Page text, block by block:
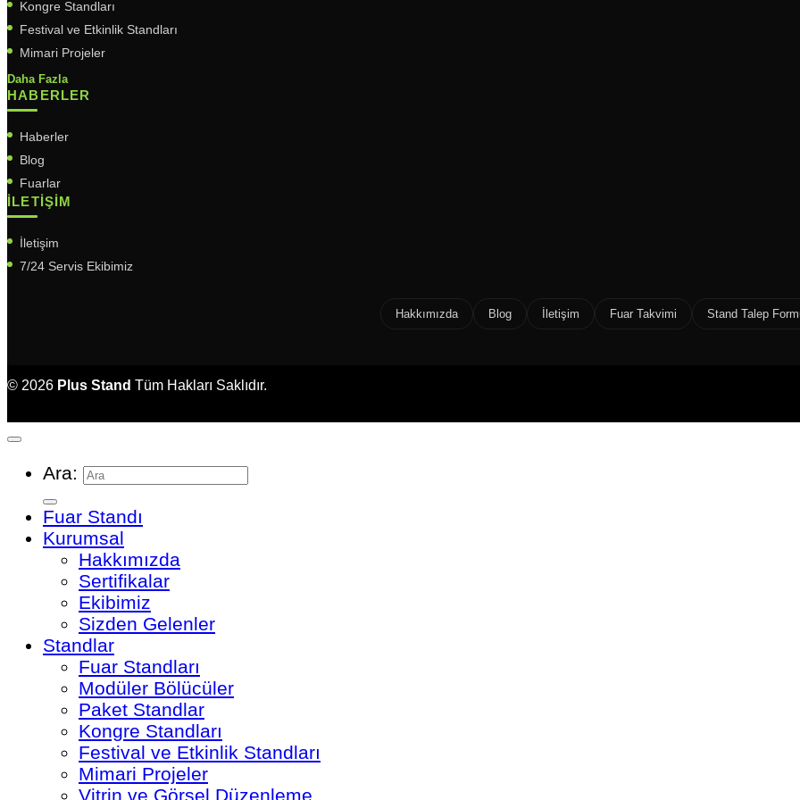
Kongre Standları
Festival ve Etkinlik Standları
Mimari Projeler
Daha Fazla
HABERLER
Haberler
Blog
Fuarlar
İLETIŞIM
İletişim
7/24 Servis Ekibimiz
Hakkımızda Blog İletişim Fuar Takvimi Stand Talep
© 2026 Plus Stand Tüm Hakları Saklıdır.
Ara:
Fuar Standı
Kurumsal
Hakkımızda
Sertifikalar
Ekibimiz
Sizden Gelenler
Standlar
Fuar Standları
Modüler Bölücüler
Paket Standlar
Kongre Standları
Festival ve Etkinlik Standları
Mimari Projeler
Vitrin ve Görsel Düzenleme